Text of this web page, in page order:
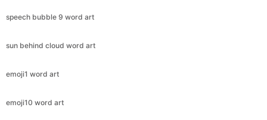
speech bubble 9 word art
sun behind cloud word art
emoji1 word art
emoji10 word art